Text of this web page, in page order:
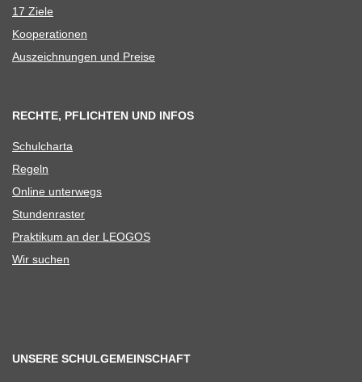
17 Ziele
Koope­ra­tio­nen
Aus­zeich­nun­gen und Preise
RECHTE, PFLICHTEN UND INFOS
Schul­charta
Regeln
Online unter­wegs
Stun­den­ras­ter
Prak­ti­kum an der LEOGOS
Wir suchen
UNSERE SCHULGEMEINSCHAFT